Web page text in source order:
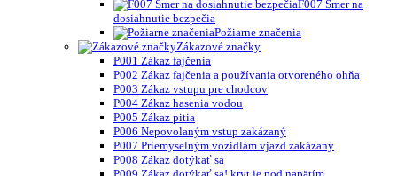
F007 Smer na
dosiahnutie bezpečia
Požiarne značenia
Zákazové značky
P001 Zákaz fajčenia
P002 Zákaz fajčenia a používania otvoreného ohňa
P003 Zákaz vstupu pre chodcov
P004 Zákaz hasenia vodou
P005 Zákaz pitia
P006 Nepovolaným vstup zakázaný
P007 Priemyselným vozidlám vjazd zakázaný
P008 Zákaz dotýkať sa